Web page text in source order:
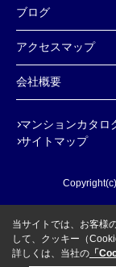
ブログ
アクセスマップ
会社概要
マンションカタロ
サイトマップ
当サイトでは、お客様
して、クッキー（
詳しくは、当社の 「